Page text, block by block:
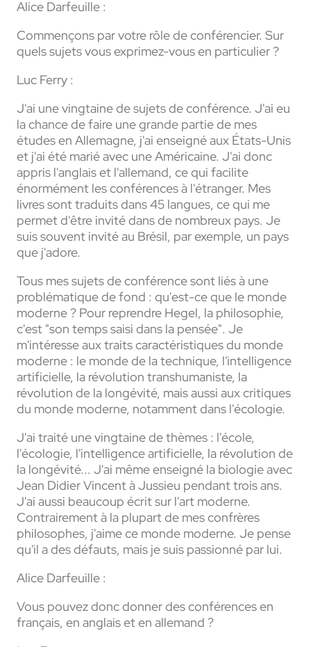
Alice Darfeuille :
Commençons par votre rôle de conférencier. Sur
quels sujets vous exprimez-vous en particulier ?
Luc Ferry :
J'ai une vingtaine de sujets de conférence. J'ai eu
la chance de faire une grande partie de mes
études en Allemagne, j'ai enseigné aux États-Unis
et j'ai été marié avec une Américaine. J'ai donc
appris l'anglais et l'allemand, ce qui facilite
énormément les conférences à l'étranger. Mes
livres sont traduits dans 45 langues, ce qui me
permet d'être invité dans de nombreux pays. Je
suis souvent invité au Brésil, par exemple, un pays
que j'adore.
Tous mes sujets de conférence sont liés à une
problématique de fond : qu'est-ce que le monde
moderne ? Pour reprendre Hegel, la philosophie,
c'est "son temps saisi dans la pensée". Je
m'intéresse aux traits caractéristiques du monde
moderne : le monde de la technique, l'intelligence
artificielle, la révolution transhumaniste, la
révolution de la longévité, mais aussi aux critiques
du monde moderne, notamment dans l'écologie.
J'ai traité une vingtaine de thèmes : l'école,
l'écologie, l'intelligence artificielle, la révolution de
la longévité... J'ai même enseigné la biologie avec
Jean Didier Vincent à Jussieu pendant trois ans.
J'ai aussi beaucoup écrit sur l'art moderne.
Contrairement à la plupart de mes confrères
philosophes, j'aime ce monde moderne. Je pense
qu'il a des défauts, mais je suis passionné par lui.
Alice Darfeuille :
Vous pouvez donc donner des conférences en
français, en anglais et en allemand ?